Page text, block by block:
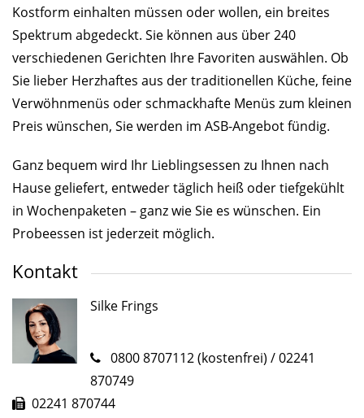
Kostform einhalten müssen oder wollen, ein breites
Spektrum abgedeckt. Sie können aus über 240
verschiedenen Gerichten Ihre Favoriten auswählen. Ob
Sie lieber Herzhaftes aus der traditionellen Küche, feine
Verwöhnmenüs oder schmackhafte Menüs zum kleinen
Preis wünschen, Sie werden im ASB-Angebot fündig.
Ganz bequem wird Ihr Lieblingsessen zu Ihnen nach
Hause geliefert, entweder täglich heiß oder tiefgekühlt
in Wochenpaketen – ganz wie Sie es wünschen. Ein
Probeessen ist jederzeit möglich.
Kontakt
Silke Frings
0800 8707112 (kostenfrei) / 02241
870749
02241 870744